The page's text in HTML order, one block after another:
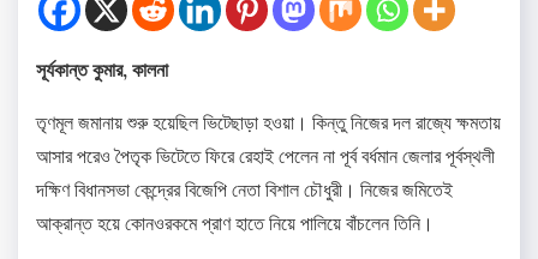
সূর্যকান্ত কুমার, কালনা
তৃণমূল জমানায় শুরু হয়েছিল ভিটেছাড়া হওয়া। কিন্তু নিজের দল রাজ্যে ক্ষমতায়
আসার পরেও পৈতৃক ভিটেতে ফিরে রেহাই পেলেন না পূর্ব বর্ধমান জেলার পূর্বস্থলী
দক্ষিণ বিধানসভা কেন্দ্রের বিজেপি নেতা বিশাল চৌধুরী। নিজের জমিতেই
আক্রান্ত হয়ে কোনওরকমে প্রাণ হাতে নিয়ে পালিয়ে বাঁচলেন তিনি।